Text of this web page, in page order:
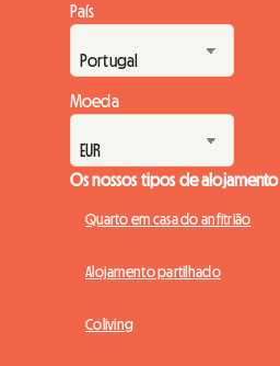
País
Moeda
Os nossos tipos de alojamento
Quarto em casa do anfitrião
Alojamento partilhado
Coliving